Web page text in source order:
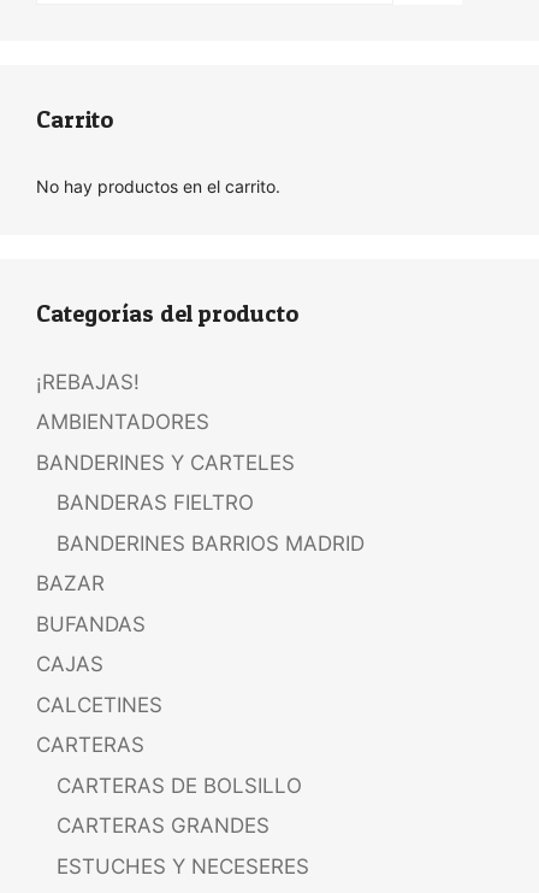
Carrito
No hay productos en el carrito.
Categorías del producto
¡REBAJAS!
AMBIENTADORES
BANDERINES Y CARTELES
BANDERAS FIELTRO
BANDERINES BARRIOS MADRID
BAZAR
BUFANDAS
CAJAS
CALCETINES
CARTERAS
CARTERAS DE BOLSILLO
CARTERAS GRANDES
ESTUCHES Y NECESERES